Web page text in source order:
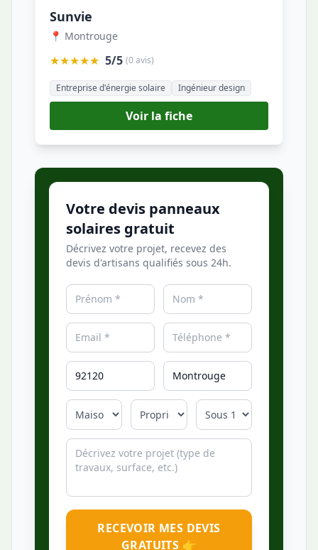
Sunvie
📍 Montrouge
★★★★★ 5/5 (0 avis)
Entreprise d'énergie solaire Ingénieur design
Voir la fiche
Votre devis panneaux
solaires gratuit
Décrivez votre projet, recevez des
devis d'artisans qualifiés sous 24h.
RECEVOIR MES DEVIS
GRATUITS 👉